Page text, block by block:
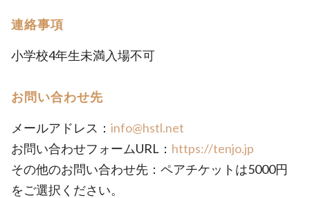
連絡事項
小学校4年生未満入場不可
お問い合わせ先
メールアドレス： info@hstl.net
お問い合わせフォームURL： https://tenjo.jp
その他のお問い合わせ先：ペアチケットは5000円
をご選択ください。